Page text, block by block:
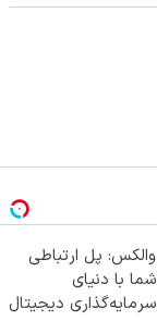
والکس: پل ارتباطی
شما با دنیای
سرمایه‌گذاری دیجیتال